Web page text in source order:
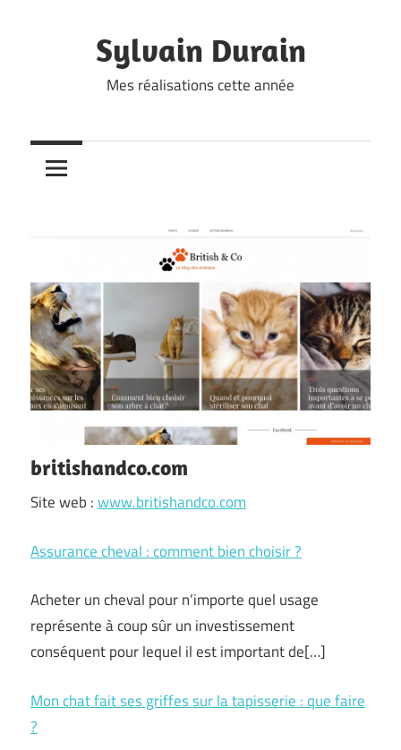
Sylvain Durain
Mes réalisations cette année
britishandco.com
Site web :www.britishandco.com
Assurance cheval : comment bien choisir ?
Acheter un cheval pour n’importe quel usage
représente à coup sûr un investissement
conséquent pour lequel il est important de[…]
Mon chat fait ses griffes sur la tapisserie : que faire
?